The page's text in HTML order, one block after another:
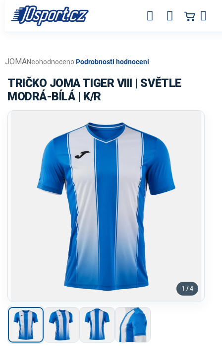
obsah
Průměrné
produktu
je
0,0
Neohodnoceno Podrobnosti hodnocení
JOMA
TRIČKO JOMA TIGER VIII | SVĚTLE
MODRÁ-BÍLÁ | K/R
1 / 4